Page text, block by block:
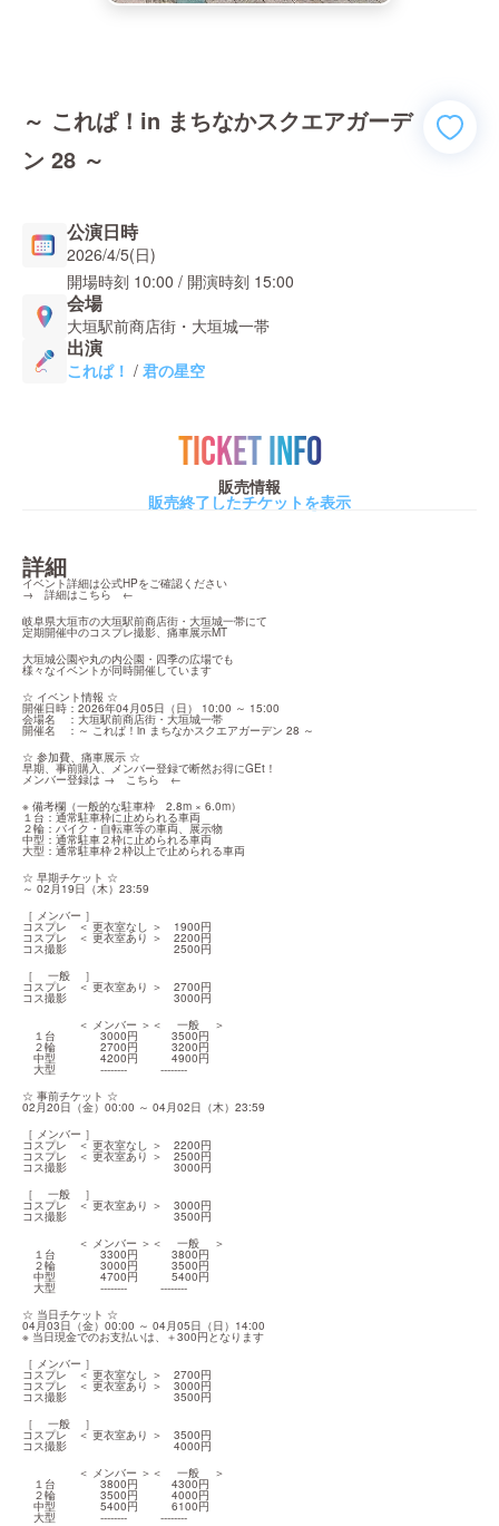
～ これぱ！in まちなかスクエアガーデ
ン 28 ～
公演日時
2026/4/5(日)
開場時刻 10:00 / 開演時刻 15:00
会場
大垣駅前商店街・大垣城一帯
出演
これぱ！ / 君の星空
TICKET INFO
販売情報
販売終了したチケットを表示
詳細
イベント詳細は公式HPをご確認ください
→ 詳細はこちら ←
岐阜県大垣市の大垣駅前商店街・大垣城一帯にて
定期開催中のコスプレ撮影、痛車展示MT
大垣城公園や丸の内公園・四季の広場でも
様々なイベントが同時開催しています
☆ イベント情報 ☆
開催日時：2026年04月05日（日） 10:00 ～ 15:00
会場名　：大垣駅前商店街・大垣城一帯
開催名　：～ これぱ！in まちなかスクエアガーデン 28 ～
☆ 参加費、痛車展示 ☆
早期、事前購入、メンバー登録で断然お得にGEt！
メンバー登録は → こちら ←
※ 備考欄（一般的な駐車枠　2.8m × 6.0m）
１台：通常駐車枠に止められる車両
２輪：バイク・自転車等の車両、展示物
中型：通常駐車２枠に止められる車両
大型：通常駐車枠２枠以上で止められる車両
☆ 早期チケット ☆
～ 02月19日（木）23:59
［ メンバー ］
コスプレ　＜ 更衣室なし ＞　1900円
コスプレ　＜ 更衣室あり ＞　2200円
コス撮影　　　　　　　　　  2500円
［ 　一般　 ］
コスプレ　＜ 更衣室あり ＞　2700円
コス撮影　　　　　　　　　  3000円
＜ メンバー ＞＜ 　一般　 ＞
１台　　　　3000円　　　3500円
２輪　　　　2700円　　　3200円
中型　　　　4200円　　　4900円
大型　　　　--------　　　--------
☆ 事前チケット ☆
02月20日（金）00:00 ～ 04月02日（木）23:59
［ メンバー ］
コスプレ　＜ 更衣室なし ＞　2200円
コスプレ　＜ 更衣室あり ＞　2500円
コス撮影　　　　　　　　　  3000円
［ 　一般　 ］
コスプレ　＜ 更衣室あり ＞　3000円
コス撮影　　　　　　　　　  3500円
＜ メンバー ＞＜ 　一般　 ＞
１台　　　　3300円　　　3800円
２輪　　　　3000円　　　3500円
中型　　　　4700円　　　5400円
大型　　　　--------　　　--------
☆ 当日チケット ☆
04月03日（金）00:00 ～ 04月05日（日）14:00
※ 当日現金でのお支払いは、＋300円となります
［ メンバー ］
コスプレ　＜ 更衣室なし ＞　2700円
コスプレ　＜ 更衣室あり ＞　3000円
コス撮影　　　　　　　　　  3500円
［ 　一般　 ］
コスプレ　＜ 更衣室あり ＞　3500円
コス撮影　　　　　　　　　  4000円
＜ メンバー ＞＜ 　一般　 ＞
１台　　　　3800円　　　4300円
２輪　　　　3500円　　　4000円
中型　　　　5400円　　　6100円
大型　　　　--------　　　--------